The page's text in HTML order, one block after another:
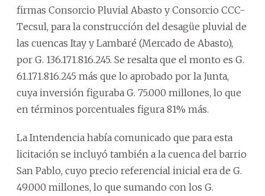
firmas Consorcio Pluvial Abasto y Consorcio CCC-
Tecsul, para la construcción del desagüe pluvial de
las cuencas Itay y Lambaré (Mercado de Abasto),
por G. 136.171.816.245. Se resalta que el monto es G.
61.171.816.245 más que lo aprobado por la Junta,
cuya inversión figuraba G. 75.000 millones, lo que
en términos porcentuales figura 81% más.
La Intendencia había comunicado que para esta
licitación se incluyó también a la cuenca del barrio
San Pablo, cuyo precio referencial inicial era de G.
49.000 millones, lo que sumando con los G.